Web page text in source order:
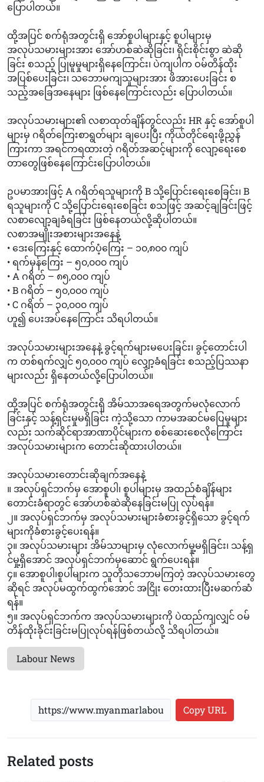
ပြောပါတယ်။
ထို့အပြင် စက်ရုံအတွင်းရှိ အော်စူပါများနှင့် စူပါများမှ
အလုပ်သမားများအား အော်ဟစ်ဆဲဆိုခြင်း၊ ရိုင်းစိုင်းစွာ ဆဲဆို
ခြင်း စသည့် ပြုမူမှုများရှိနေကြောင်း၊ ပဲကျပါက ဝမ်တိန်ထိုး
အပြစ်ပေးခြင်း၊ သဘောမကျသူများအား ဖိအားပေးခြင်း စ
သည့်အခြေအနေများ ဖြစ်နေကြောင်းလည်း ပြောပါတယ်။
အလုပ်သမားများ၏ လစာထုတ်ချိန်တွင်လည်း HR နှင့် အော်စူပါ
များမှ ဂရိတ်ကြေးစာရွတ်များ ချပေးပြီး ကိုယ်တိုင်ရေးဖို့ညွှန်
ကြားကာ အရင်ကရထားတဲ့ ဂရိတ်အဆင့်များကို လျော့ရေးစေ
တာတွေဖြစ်နေကြောင်းပြောပါတယ်။
ဥပမာအားဖြင့် A ဂရိတ်ရသူများကို B သို့ပြောင်းရေးစေခြင်း၊ B
ရသူများကို C သို့ပြောင်းရေးစေခြင်း စသဖြင့် အဆင့်ချခြင်းဖြင့်
လစာလျော့ချခံရခြင်း ဖြစ်နေတယ်လို့ဆိုပါတယ်။
လစာအမျိုးအစားများအနေနဲ့
• ဒေးကြေးနှင့် ထောက်ပံ့ကြေး – ၁၀,၈၀၀ ကျပ်
• ရက်မှန်ကြေး – ၅၀,၀၀၀ ကျပ်
• A ဂရိတ် – ၈၅,၀၀၀ ကျပ်
• B ဂရိတ် – ၅၀,၀၀၀ ကျပ်
• C ဂရိတ် – ၃၀,၀၀၀ ကျပ်
ဟူ၍ ပေးအပ်နေကြောင်း သိရပါတယ်။
အလုပ်သမားများအနေနဲ့ ခွင့်ရက်များမပေးခြင်း၊ ခွင့်တောင်းပါ
က တစ်ရက်လျှင် ၅၀,၀၀၀ ကျပ် လျှော့ခံရခြင်း စသည့်ပြဿနာ
များလည်း ရှိနေတယ်လို့ပြောပါတယ်။
ထို့အပြင် စက်ရုံအတွင်းရှိ အိမ်သာအရေအတွက်မလုံလောက်
ခြင်းနှင့် သန့်ရှင်းမှုမရှိခြင်း ကဲ့သို့သော ကာမအဆင်မပြေမှုများ
လည်း သက်ဆိုင်ရာအာဏာပိုင်များက စစ်ဆေးစေလိုကြောင်း
အလုပ်သမားများက တောင်းဆိုထားပါတယ်။
အလုပ်သမားတောင်းဆိုချက်အနေနဲ့
။ အလုပ်ရှင်ဘက်မှ အောစူပါ၊ စူပါများမှ အထည်စံချိန်များ
တောင်းခံရာတွင် အော်ဟစ်ဆဲဆိုနေခြင်းမပြု လုပ်ရန်။
၂။ အလုပ်ရှင်ဘက်မှ အလုပ်သမားများခံစားခွင့်ရှိသော ခွင့်ရက်
များကိုခံစားခွင့်ပေးရန်။
၃။ အလုပ်သမားများ အိမ်သာများမှ လုံလောက်မှု့မရှိခြင်း၊ သန့်ရှ
င်မှု့ရှိအောင် အလုပ်ရှင်ဘက်မှဆောင် ရွက်ပေးရန်။
၄။ အောစူပါ၊စူပါများက သူတိုသဘောမကြတဲ့ အလုပ်သမားတွေ
ဆိုရင် အလုပ်မထွက်ထွက်အောင် အငြိုး တေးထားပြီးမဆက်ဆံ
ရန်။
၅။ အလုပ်ရှင်ဘက်က အလုပ်သမားများကို ပဲထည်ကျလျှင် ဝမ်
တိန်ထိုးခိုင်းခြင်းမပြုလုပ်ရန်ဖြစ်တယ်လို့ သိရပါတယ်။
Labour News
Copy URL
Related posts